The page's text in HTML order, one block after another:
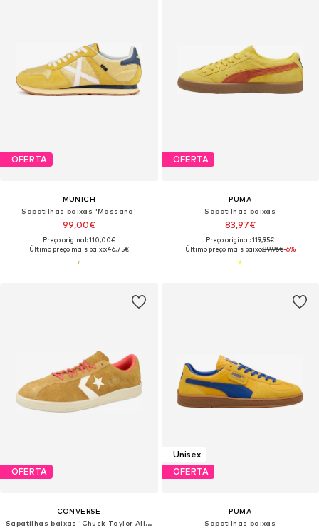
OFERTA
MUNICH
Sapatilhas baixas 'Massana'
99,00€
Preço original: 110,00€
Último preço mais baixo:46,75€
OFERTA
PUMA
Sapatilhas baixas
83,97€
Preço original: 119,95€
Último preço mais baixo:89,96€-6%
OFERTA
CONVERSE
Sapatilhas baixas 'Chuck Taylor All Star'
Unisex
OFERTA
PUMA
Sapatilhas baixas